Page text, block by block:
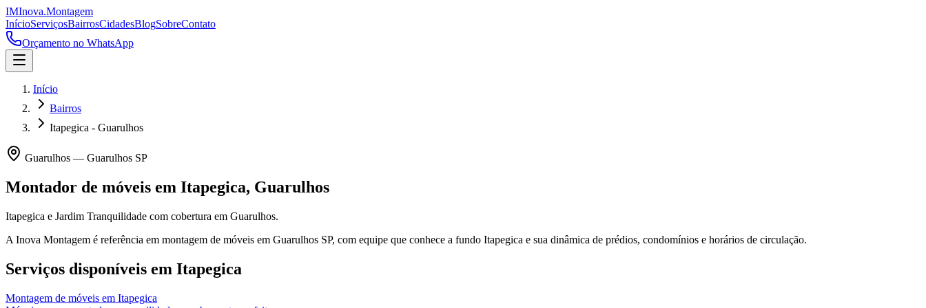
IMInova.Montagem
InícioServiçosBairrosCidadesBlogSobreContato
Orçamento no WhatsApp
Início
Bairros
Itapegica - Guarulhos
Guarulhos — Guarulhos SP
Montador de móveis em Itapegica, Guarulhos
Itapegica e Jardim Tranquilidade com cobertura em Guarulhos.
A Inova Montagem é referência em montagem de móveis em Guarulhos SP, com equipe que conhece a fundo Itapegica e sua dinâmica de prédios, condomínios e horários de circulação.
Serviços disponíveis em Itapegica
Montagem de móveis em Itapegica